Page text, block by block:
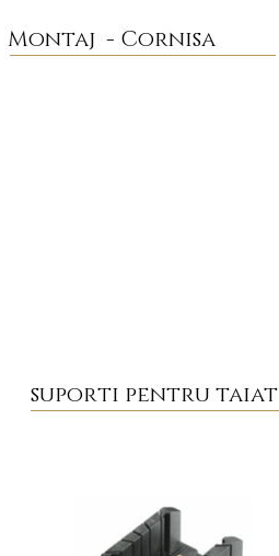
Montaj - Cornisa
suporti pentru taiat